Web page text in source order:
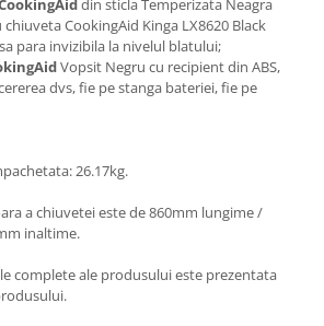
din sticla Temperizata Neagra
CookingAid Kinga LX8620 Black
para invizibila la nivelul blatului;
Vopsit Negru cu recipient din ABS,
dvs, fie pe stanga bateriei, fie pe
26.17kg.
a chiuvetei este de 860mm lungime /
inaltime.
complete ale produsului este prezentata